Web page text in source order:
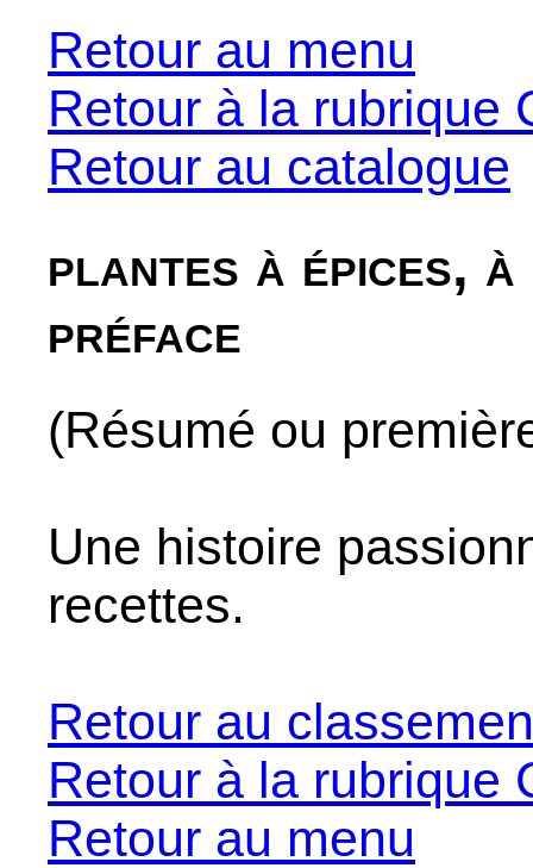
Retour au menu
Retour à la rubrique
Retour au catalogue
plantes à épices,
préface
(Résumé ou
Une histoire
recettes.
Retour au
Retour à la rubrique
Retour au menu